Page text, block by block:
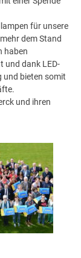
für unsere
dem Stand
haben
und dank LED-
und bieten somit
und ihren